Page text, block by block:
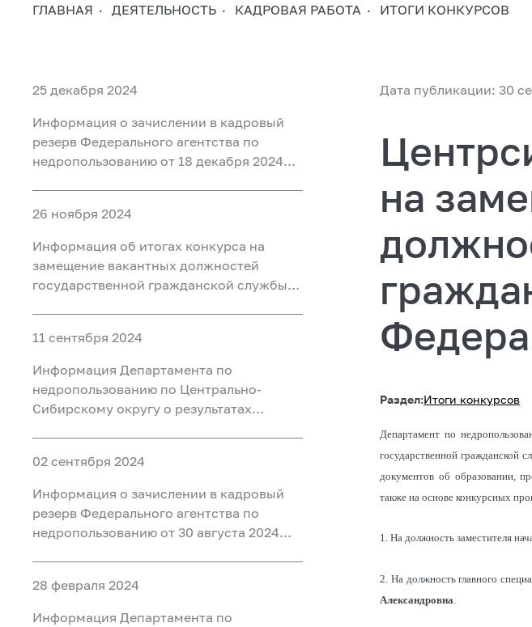
ГЛАВНАЯ ДЕЯТЕЛЬНОСТЬ КАДРОВАЯ РАБОТА ИТОГИ КОНКУРСОВ
25 декабря 2024
Информация о зачислении в кадровый
резерв Федерального агентства по
недропользованию от 18 декабря 2024
26 ноября 2024
Информация об итогах конкурса на
замещение вакантных должностей
государственной гражданской службы
11 сентября 2024
Информация Департамента по
недропользованию по Центрально-
Сибирскому округу о результатах
02 сентября 2024
Информация о зачислении в кадровый
резерв Федерального агентства по
недропользованию от 30 августа 2024
28 февраля 2024
Информация Департамента по
Дата публикации: 30
на
Раздел:Итоги конкурсов
Департамент по
государственной гражданской
документов об образовании,
также на основе конкурсных
1. На должность заместителя
2. На должность главного
Александровна